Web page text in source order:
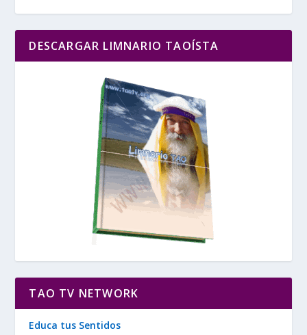
DESCARGAR LIMNARIO TAOÍSTA
TAO TV NETWORK
Educa tus Sentidos